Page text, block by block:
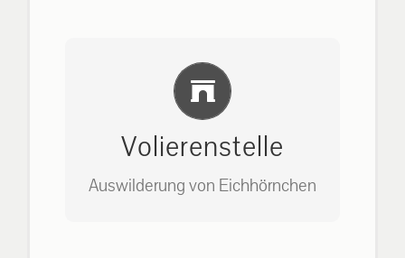
auf: 0162-7909946
Volierenstelle
Auswilderung von Eichhörnchen
Einlernung und Infos